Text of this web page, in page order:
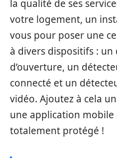
la qualité de ses
votre logement, un
vous pour poser une
à divers dispositifs :
d’ouverture, un
connecté et un
vidéo. Ajoutez à cela
une application mobile
totalement protégé !